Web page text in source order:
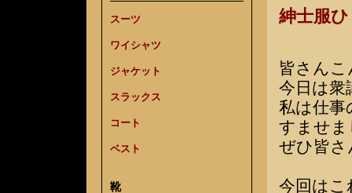
スーツ
ワイシャツ
ジャケット
スラックス
コート
ベスト
靴
紳士服
皆さん
今日は衆
私は仕事
すませま
ぜひ皆
今回はこ